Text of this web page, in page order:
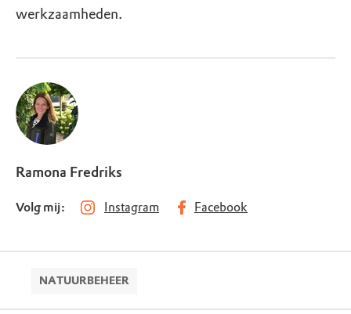
werkzaamheden.
Ramona Fredriks
Volg mij: Instagram Facebook
NATUURBEHEER